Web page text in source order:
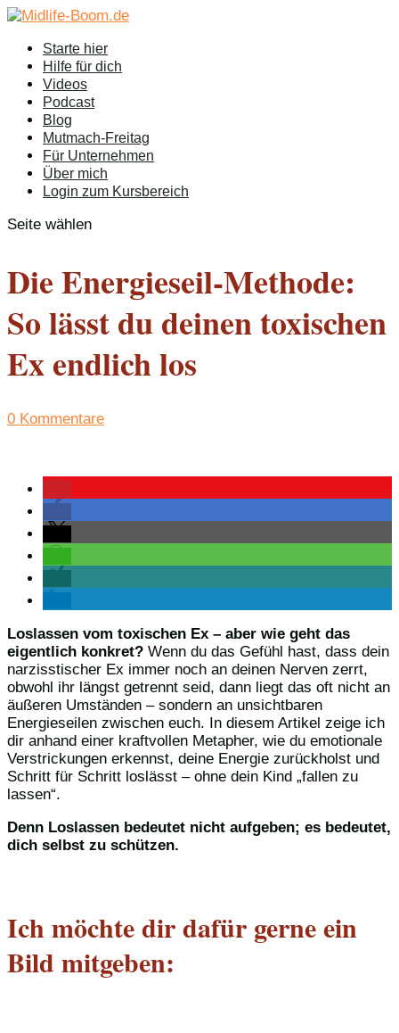
Starte hier
Hilfe für dich
Videos
Podcast
Blog
Mutmach-Freitag
Für Unternehmen
Über mich
Login zum Kursbereich
Seite wählen
Die Energieseil-Methode:
So lässt du deinen toxischen
Ex endlich los
0 Kommentare
Loslassen vom toxischen Ex – aber wie geht das
eigentlich konkret? Wenn du das Gefühl hast, dass dein
narzisstischer Ex immer noch an deinen Nerven zerrt,
obwohl ihr längst getrennt seid, dann liegt das oft nicht an
äußeren Umständen – sondern an unsichtbaren
Energieseilen zwischen euch. In diesem Artikel zeige ich
dir anhand einer kraftvollen Metapher, wie du emotionale
Verstrickungen erkennst, deine Energie zurückholst und
Schritt für Schritt loslässt – ohne dein Kind „fallen zu
lassen“.
Denn Loslassen bedeutet nicht aufgeben; es bedeutet,
dich selbst zu schützen.
Ich möchte dir dafür gerne ein
Bild mitgeben: